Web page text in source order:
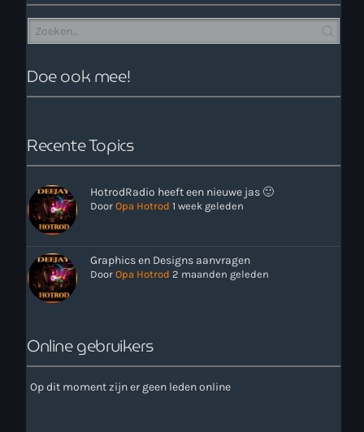
00:00 - 12:00
Onze Non-Stop draait 24/7 op de uren als er geen Live-Dj
is. Ook kun je tijdens de Non-Stop verzoekjes
aanvragen. Klik in het menu op Verzoekjes.
Nieuws
Doe ook mee!
Recente Topics
HotrodRadio heeft een nieuwe jas 🙂
Door Opa Hotrod 1 week geleden
Graphics en Designs aanvragen
Door Opa Hotrod 2 maanden geleden
Online gebruikers
Op dit moment zijn er geen leden online